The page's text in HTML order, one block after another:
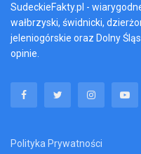
SudeckieFakty.pl -
wałbrzyski, świdnicki,
jeleniogórskie oraz Dolny
opinie.
Polityka Prywatności